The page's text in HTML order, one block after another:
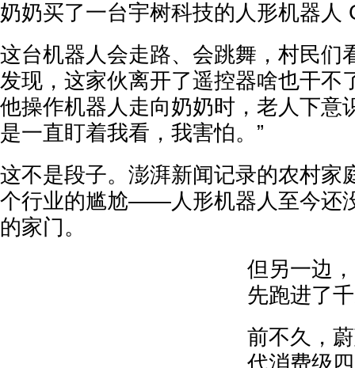
奶奶买了一台宇树科技的人形机器人
这台机器人会走路、会跳舞，村民们
发现，这家伙离开了遥控器啥也干不
他操作机器人走向奶奶时，老人下意
是一直盯着我看，我害怕。”
这不是段子。澎湃新闻记录的农村家
个行业的尴尬——人形机器人至今还
的家门。
但另一边
先跑进了
前不久，
代消费级